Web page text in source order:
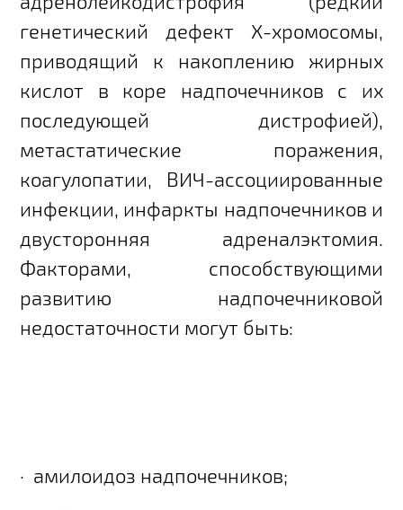
генетический дефект Х-хромосомы,
приводящий к накоплению жирных
кислот в коре надпочечников с их
последующей дистрофией),
метастатические поражения,
коагулопатии, ВИЧ-ассоциированные
инфекции, инфаркты надпочечников и
двусторонняя адреналэктомия.
Факторами, способствующими
развитию надпочечниковой
недостаточности могут быть:
· амилоидоз надпочечников;